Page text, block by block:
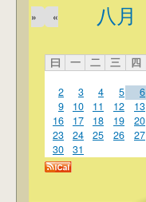
八月
«
»
曰 一 二 三 四
2
3 4 5 6
9
10 11 12 13
16
17 18 19 20
23
24 25 26 27
30
31